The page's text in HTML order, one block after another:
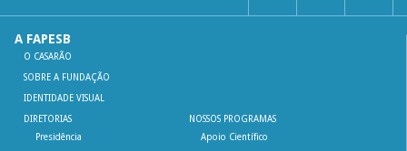
A FAPESB
O CASARÃO
SOBRE A FUNDAÇÃO
IDENTIDADE VISUAL
DIRETORIAS
Presidência
NOSSOS PROGRAMAS
Apoio Científico